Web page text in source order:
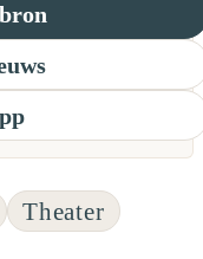
Theater